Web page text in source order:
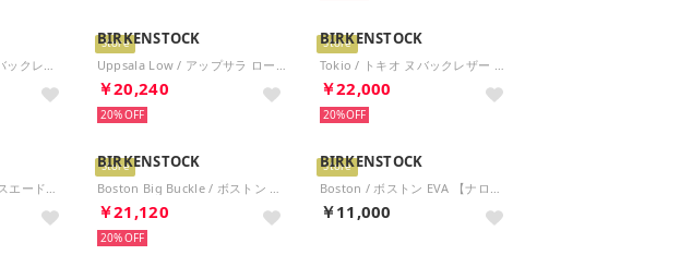
Florida / フロリダ ヌバックレザー 【ナロー幅】 WOMEN （ピュアセージ）
Store
BIRKENSTOCK
Uppsala Low / アップサラ ロー スエードレザー 【ナロー幅】 UNISEX （フェイディッド カーキ）
￥20,240
20%
Store
BIRKENSTOCK
Tokio / トキオ ヌバックレザー 【ナロー幅】 WOMEN （ピュアセージ）
￥22,000
20%
Pasadena / パサデナ スエードレザー 【ナロー幅】 UNISEX （ブラック）
Store
BIRKENSTOCK
Boston Big Buckle / ボストン ビッグバックル ヌバックレザー 【ナロー幅】 WOMEN （ピュアセージ）
￥21,120
20%
Store
BIRKENSTOCK
Boston / ボストン EVA 【ナロー幅】 UNISEX （カーキ）
￥11,000